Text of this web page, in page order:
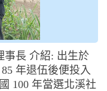
事長 介紹: 出生於
年退伍後便投入
100 年當選北溪社